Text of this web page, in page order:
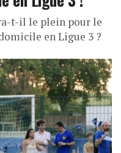
t-il le plein pour le
en Ligue 3 ?